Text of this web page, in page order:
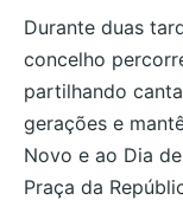
Durante duas
concelho
partilhando
gerações e
Novo e ao Dia
Praça da